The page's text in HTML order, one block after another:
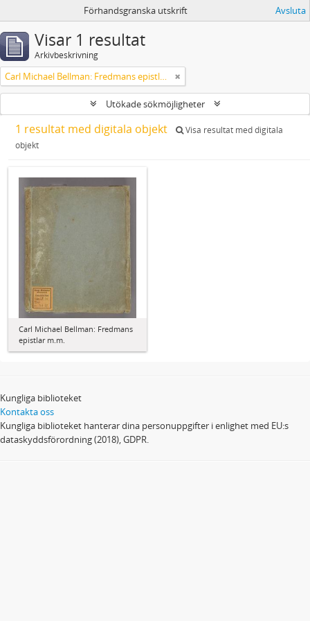
Förhandsgranska utskrift Avsluta
Visar 1 resultat
Arkivbeskrivning
Carl Michael Bellman: Fredmans epistlar m.m.
Utökade sökmöjligheter
1 resultat med digitala objekt
Visa resultat med digitala
objekt
Carl Michael Bellman: Fredmans
epistlar m.m.
Kungliga biblioteket
Kontakta oss
Kungliga biblioteket hanterar dina personuppgifter i enlighet med EU:s
dataskyddsförordning (2018), GDPR.